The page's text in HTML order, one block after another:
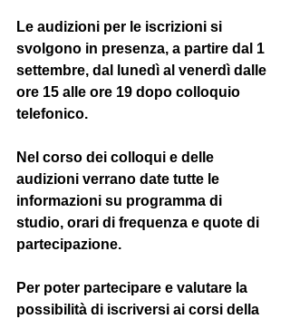
Le audizioni per le iscrizioni si
svolgono in presenza, a partire dal 1
settembre, dal lunedì al venerdì dalle
ore 15 alle ore 19 dopo colloquio
telefonico.
Nel corso dei colloqui e delle
audizioni verrano date tutte le
informazioni su programma di
studio, orari di frequenza e quote di
partecipazione.
Per poter partecipare e valutare la
possibilità di iscriversi ai corsi della